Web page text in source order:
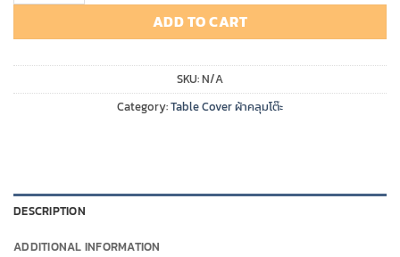
ADD TO CART
SKU:N/A
Category:Table Cover ผ้าคลุมโต๊ะ
DESCRIPTION
ADDITIONAL INFORMATION